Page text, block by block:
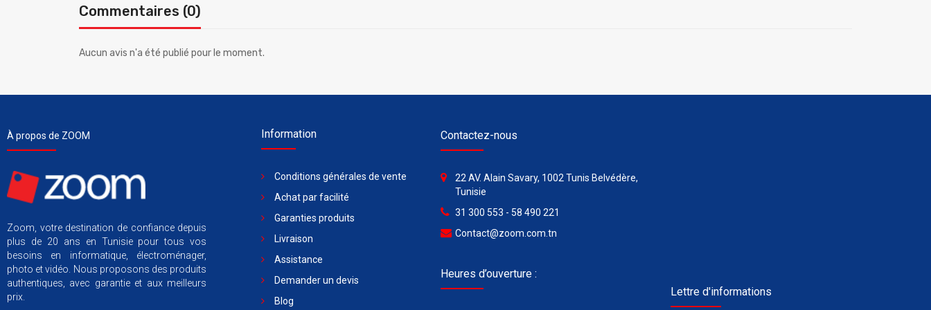
Commentaires (0)
Aucun avis n'a été publié pour le moment.
À propos de ZOOM
Zoom, votre destination de confiance depuis
plus de 20 ans en Tunisie pour tous vos
besoins en informatique, électroménager,
photo et vidéo. Nous proposons des produits
authentiques, avec garantie et aux meilleurs
prix.
Information
Conditions générales de vente
Achat par facilité
Garanties produits
Livraison
Assistance
Demander un devis
Blog
Contactez-nous
22 AV. Alain Savary, 1002 Tunis Belvédère,
Tunisie
31 300 553 - 58 490 221
Contact@zoom.com.tn
Heures d’ouverture :
Lettre d'informations